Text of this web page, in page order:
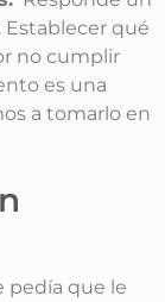
Establecer qué
no cumplir
es una
a tomarlo en
pedía que le